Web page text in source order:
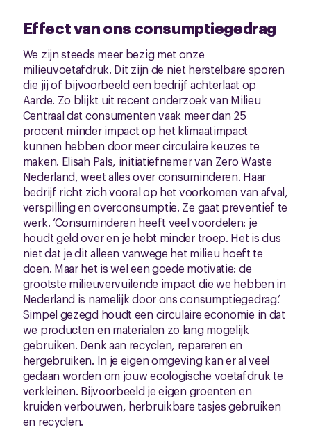
Effect van ons consumptiegedrag
We zijn steeds meer bezig met onze
milieuvoetafdruk. Dit zijn de niet herstelbare sporen
die jij of bijvoorbeeld een bedrijf achterlaat op
Aarde. Zo blijkt uit recent onderzoek van Milieu
Centraal dat consumenten vaak meer dan 25
procent minder impact op het klimaatimpact
kunnen hebben door meer circulaire keuzes te
maken. Elisah Pals, initiatiefnemer van Zero Waste
Nederland, weet alles over consuminderen. Haar
bedrijf richt zich vooral op het voorkomen van afval,
verspilling en overconsumptie. Ze gaat preventief te
werk. ‘Consuminderen heeft veel voordelen: je
houdt geld over en je hebt minder troep. Het is dus
niet dat je dit alleen vanwege het milieu hoeft te
doen. Maar het is wel een goede motivatie: de
grootste milieuvervuilende impact die we hebben in
Nederland is namelijk door ons consumptiegedrag.’
Simpel gezegd houdt een circulaire economie in dat
we producten en materialen zo lang mogelijk
gebruiken. Denk aan recyclen, repareren en
hergebruiken. In je eigen omgeving kan er al veel
gedaan worden om jouw ecologische voetafdruk te
verkleinen. Bijvoorbeeld je eigen groenten en
kruiden verbouwen, herbruikbare tasjes gebruiken
en recyclen.